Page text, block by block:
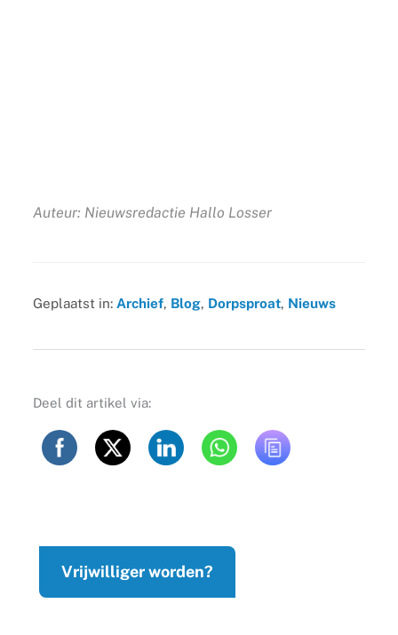
Auteur: Nieuwsredactie Hallo Losser
Geplaatst in: Archief, Blog, Dorpsproat, Nieuws
Deel dit artikel via:
Vrijwilliger worden?